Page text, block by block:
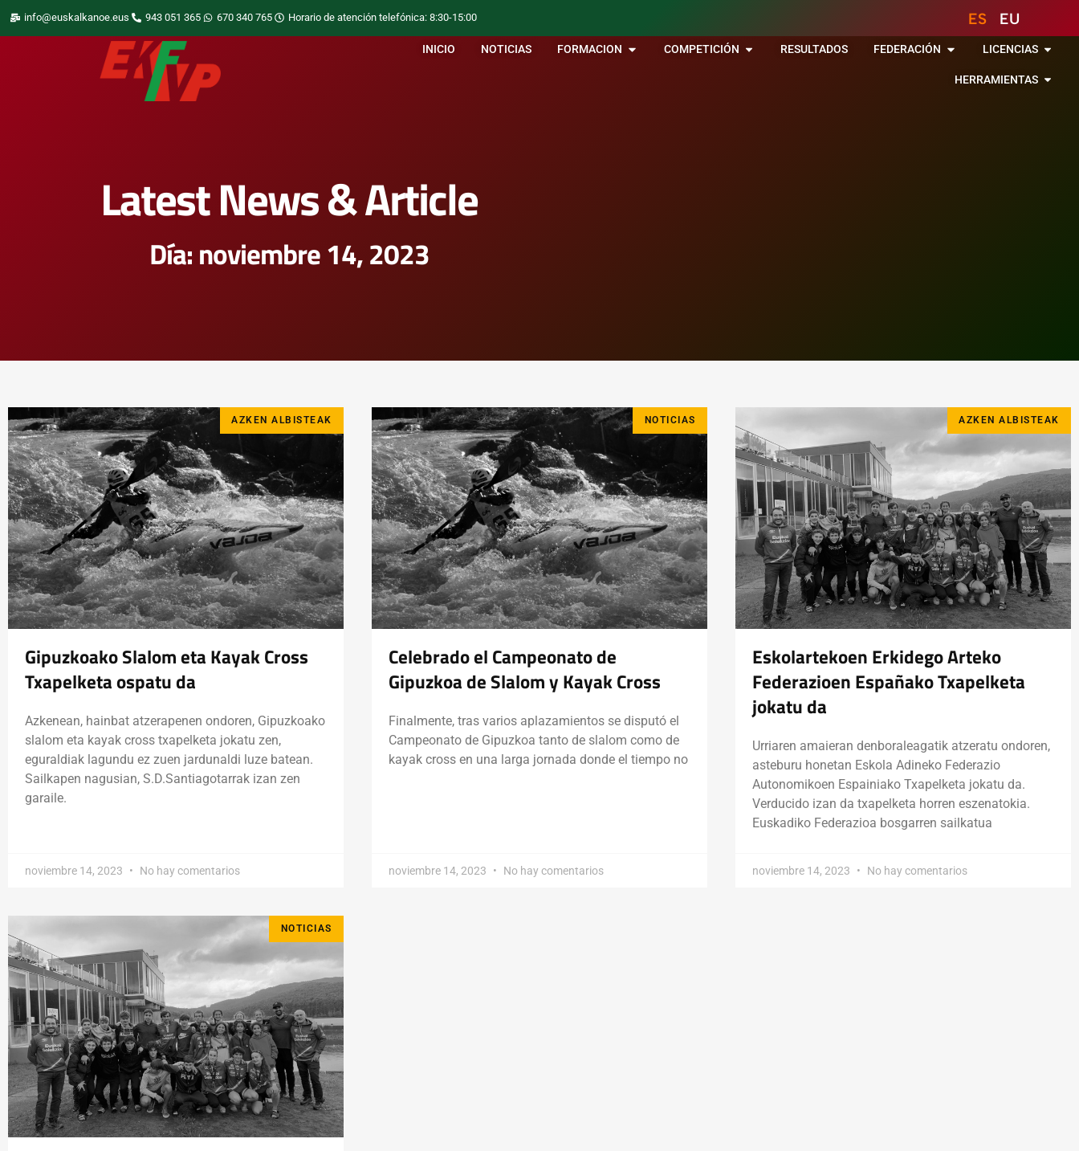
info@euskalkanoe.eus 943 051 365 670 340 765 Horario de atención telefónica: 8:30-15:00 ES EU
INICIO NOTICIAS FORMACION COMPETICIÓN RESULTADOS FEDERACIÓN LICENCIAS
HERRAMIENTAS
Latest News & Article
Día: noviembre 14, 2023
AZKEN ALBISTEAK
Gipuzkoako Slalom eta Kayak Cross
Txapelketa ospatu da
Azkenean, hainbat atzerapenen ondoren, Gipuzkoako
slalom eta kayak cross txapelketa jokatu zen,
eguraldiak lagundu ez zuen jardunaldi luze batean.
Sailkapen nagusian, S.D.Santiagotarrak izan zen
garaile.
noviembre 14, 2023 No hay comentarios
NOTICIAS
Celebrado el Campeonato de
Gipuzkoa de Slalom y Kayak Cross
Finalmente, tras varios aplazamientos se disputó el
Campeonato de Gipuzkoa tanto de slalom como de
kayak cross en una larga jornada donde el tiempo no
noviembre 14, 2023 No hay comentarios
AZKEN ALBISTEAK
Eskolartekoen Erkidego Arteko
Federazioen Españako Txapelketa
jokatu da
Urriaren amaieran denboraleagatik atzeratu ondoren,
asteburu honetan Eskola Adineko Federazio
Autonomikoen Espainiako Txapelketa jokatu da.
Verducido izan da txapelketa horren eszenatokia.
Euskadiko Federazioa bosgarren sailkatua
noviembre 14, 2023 No hay comentarios
NOTICIAS